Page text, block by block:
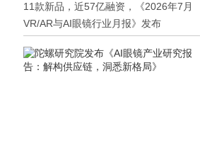
11款新品，近57亿融资，《2026年7月
VR/AR与AI眼镜行业月报》发布